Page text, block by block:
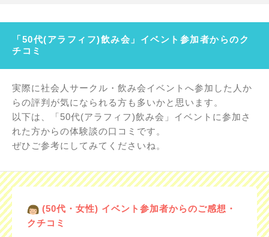
「50代(アラフィフ)飲み会」イベント参加者からのク
チコミ
実際に社会人サークル・飲み会イベントへ参加した人か
らの評判が気になられる方も多いかと思います。
以下は、「50代(アラフィフ)飲み会」イベントに参加さ
れた方からの体験談の口コミです。
ぜひご参考にしてみてくださいね。
(50代・女性) イベント参加者からのご感想・
クチコミ